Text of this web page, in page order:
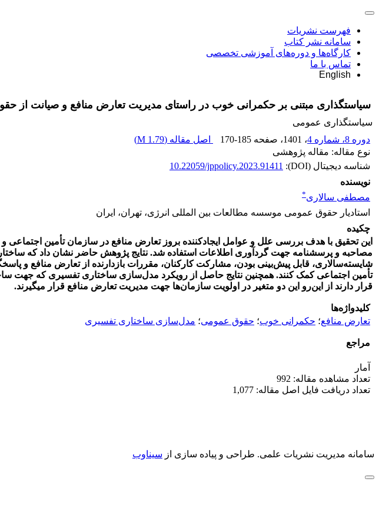
فهرست نشریات
سامانه نشر کتاب
کارگاه‌ها و دوره‌های آموزشی تخصصی
تماس با ما
English
سیاستگذاری مبتنی بر حکمرانی خوب در راستای مدیریت تعارض منافع و صیانت از
سیاستگذاری عمومی
دوره 8، شماره 4
، 1401 ، صفحه 170-185 اصل مقاله (1.79 M
)
نوع مقاله: مقاله پژوهشی
شناسه دیجیتال (DOI):
10.22059/jppolicy.2023.91411
نویسنده
مصطفی سالاری*
استادیار حقوق عمومی موسسه مطالعات بین المللی انرژی، تهران، ایران
چکیده
این تحقیق با هدف بررسی علل و عوامل ایجادکننده بروز تعارض منافع در سازمان تأمین اجتماعی
مصاحبه و پرسشنامه جهت گردآوری اطلاعات استفاده شد. نتایج پژوهش حاضر نشان داد که
شایسته‏‌سالاری، قابل پیش‌‏بینی بودن، مشارکت کارکنان، مقررات بازدارنده از تعارض منافع و
تأمین اجتماعی کمک کنند. همچنین نتایج حاصل از رویکرد مدل‌سازی ساختاری تفسیری که جهت
قرار دارند از این‌رو این دو متغیر در اولویت سازمان‏‌ها جهت مدیریت تعارض منافع قرار می‏گیرند.
کلیدواژه‌ها
تعارض منافع؛ حکمرانی خوب؛ حقوق عمومی؛ مدل‌سازی ساختاری تفسیری
مراجع
آمار
تعداد مشاهده مقاله: 992
تعداد دریافت فایل اصل مقاله: 1,077
سامانه مدیریت نشریات علمی. طراحی و پیاده سازی از سیناوب